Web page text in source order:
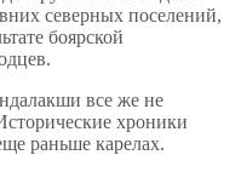
северных поселений,
боярской
все же не
хроники
раньше карелах.